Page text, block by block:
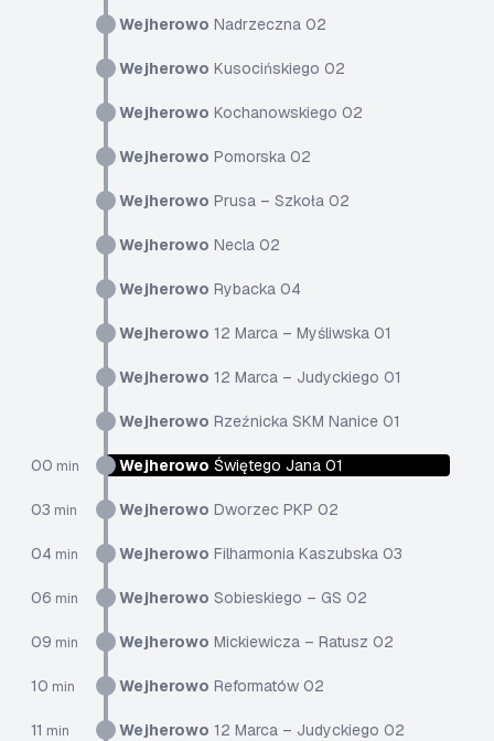
Wejherowo Nadrzeczna 02
Wejherowo Kusocińskiego 02
Wejherowo Kochanowskiego 02
Wejherowo Pomorska 02
Wejherowo Prusa – Szkoła 02
Wejherowo Necla 02
Wejherowo Rybacka 04
Wejherowo 12 Marca – Myśliwska 01
Wejherowo 12 Marca – Judyckiego 01
Wejherowo Rzeźnicka SKM Nanice 01
00 min Wejherowo Świętego Jana 01
03 min Wejherowo Dworzec PKP 02
04 min Wejherowo Filharmonia Kaszubska 03
06 min Wejherowo Sobieskiego – GS 02
09 min Wejherowo Mickiewicza – Ratusz 02
10 min Wejherowo Reformatów 02
11 min Wejherowo 12 Marca – Judyckiego 02